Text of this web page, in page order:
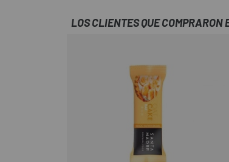
LOS CLIENTES QUE COMPRARON